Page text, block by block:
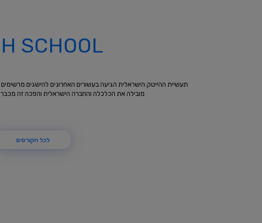
SCHOOL
תעשיית ההייטק הישראלית הגיעה בעשורים האחרונים להישגים מרשימים
מובילה את הכלכלה והחברה הישראלית והפכה זה
לכל הקורסים